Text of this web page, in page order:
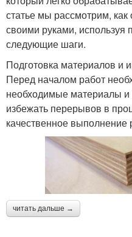
статье мы рассмотрим,
своими руками, используя
следующие шаги.
Подготовка материалов и
Перед началом работ
необходимые материалы
избежать перерывов в
качественное выполнение
читать дальше →